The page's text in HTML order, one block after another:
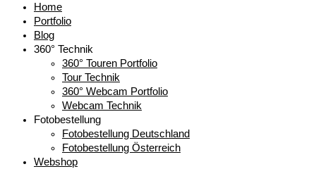
Home
Portfolio
Blog
360° Technik
360° Touren Portfolio
Tour Technik
360° Webcam Portfolio
Webcam Technik
Fotobestellung
Fotobestellung Deutschland
Fotobestellung Österreich
Webshop